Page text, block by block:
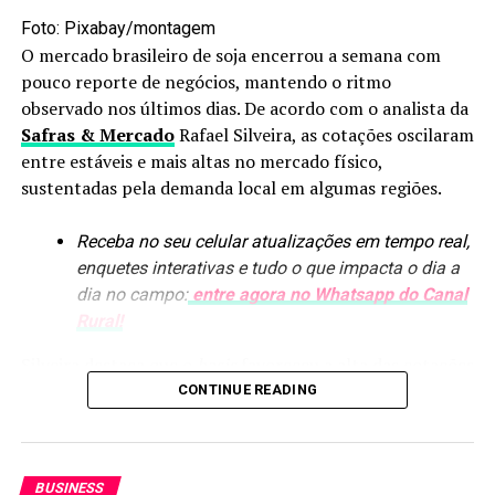
principalmente daqueles que dependem de janelas de
tempo seco para avançar com as atividades no campo.
O postFrente fria avança e chuva pode passar dos 80
mm nos próximos dias; saiba ondeapareceu primeiro em
Canal Rural.
UP NEXT
Estimativa do valor bruto da produção de 2026 é elevado
pelo Mapa
trabalhadores rurais, diz Faesp
Foto: Pixabay/montagem
O mercado brasileiro de soja encerrou a semana com
pouco reporte de negócios, mantendo o ritmo
observado nos últimos dias. De acordo com o analista da
Safras & MercadoRafael Silveira, as cotações oscilaram
entre estáveis e mais altas no mercado físico,
sustentadas pela demanda local em algumas regiões.
Receba no seu celular atualizações em tempo real,
enquetes interativas e tudo o que impacta o dia a
dia no campo: entre agora no Whatsapp do Canal
Rural!
em algumas praças, como Minas Gerais, movimento
CONTINUE READING
BUSINESS